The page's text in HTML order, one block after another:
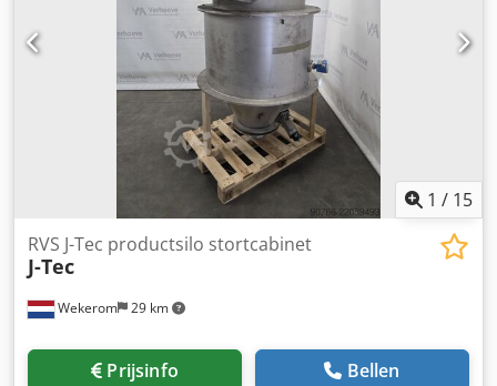
1 / 15
Wekerom 29 km
RVS J-Tec productsilo stortcabinet
J-Tec
Prijsinfo Bellen